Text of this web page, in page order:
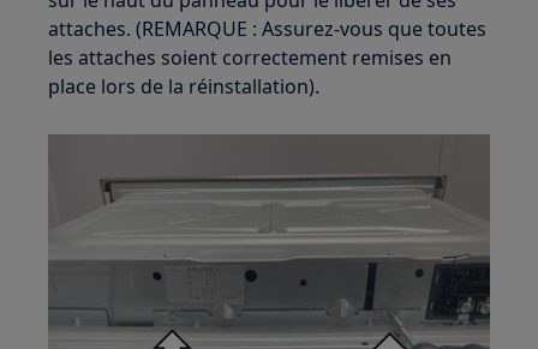
attaches. (REMARQUE : Assurez-vous que toutes
les attaches soient correctement remises en
place lors de la réinstallation).